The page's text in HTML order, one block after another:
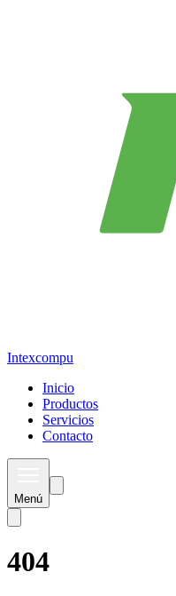
Intexcompu
Inicio
Productos
Servicios
Contacto
Menú
404